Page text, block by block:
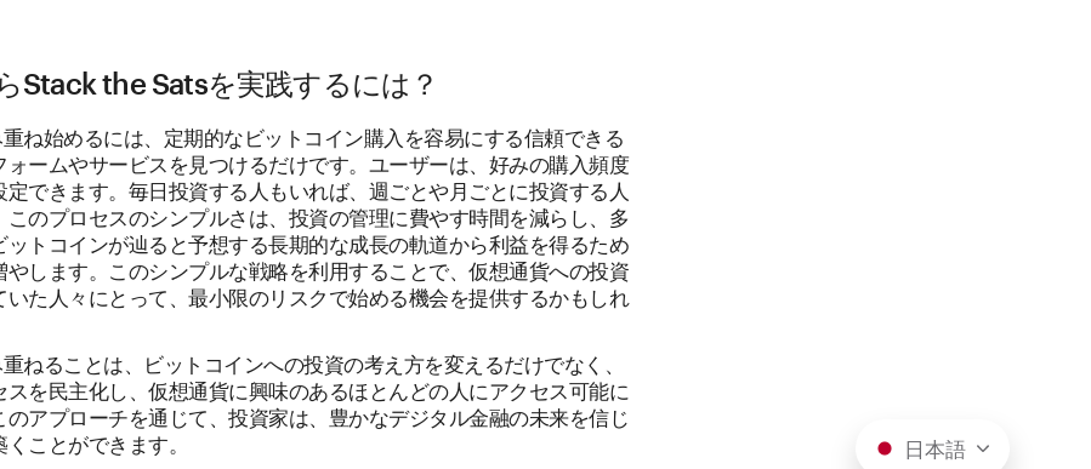
Stack the Satsを実践するには？
ね始めるには、定期的なビットコイン購入を容易にする信頼できる
ォームやサービスを見つけるだけです。ユーザーは、好みの購入頻度
定できます。毎日投資する人もいれば、週ごとや月ごとに投資する人
このプロセスのシンプルさは、投資の管理に費やす時間を減らし、多
ットコインが辿ると予想する長期的な成長の軌道から利益を得るため
やします。このシンプルな戦略を利用することで、仮想通貨への投資
いた人々にとって、最小限のリスクで始める機会を提供するかもしれ
ねることは、ビットコインへの投資の考え方を変えるだけでなく、
スを民主化し、仮想通貨に興味のあるほとんどの人にアクセス可能に
のアプローチを通じて、投資家は、豊かなデジタル金融の未来を信じ
ことができます。
日本語